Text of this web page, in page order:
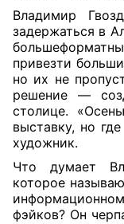
Владимир
задержаться в
привезти
но их не
решение —
столице.
выставку, но
художник.
Что думает
которое
фэйков? Он